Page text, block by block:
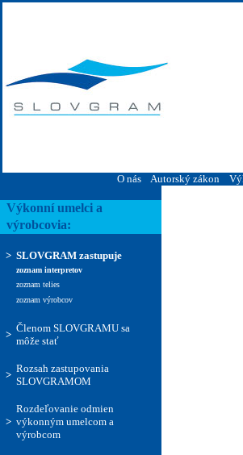
O nás Autorský zákon
Výkonní umelci a
výrobcovia:
> SLOVGRAM zastupuje
zoznam interpretov
zoznam telies
zoznam výrobcov
>
Členom SLOVGRAMU sa
môže stať
>
Rozsah zastupovania
SLOVGRAMOM
>
Rozdeľovanie odmien
výkonným umelcom a
výrobcom